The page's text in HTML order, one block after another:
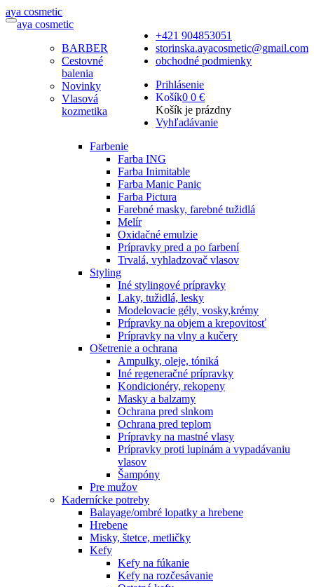
aya cosmetic
+421 904853051
storinska.ayacosmetic@gmail.com
obchodné podmienky
Prihlásenie
Košík0 0 €
Košík je prázdny
Vyhľadávanie
aya cosmetic
BARBER
Cestovné
balenia
Novinky
Vlasová
kozmetika
Farbenie
Farba ING
Farba Inimitable
Farba Manic Panic
Farba Pictura
Farebné masky, farebné tužidlá
Melír
Oxidačné emulzie
Prípravky pred a po farbení
Trvalá, vyhladzovač vlasov
Styling
Iné stylingové prípravky
Laky, tužidlá, lesky
Modelovacie gély, vosky,krémy
Prípravky na objem a krepovitosť
Prípravky na vlny a kučery
Ošetrenie a ochrana
Ampulky, oleje, tóniká
Iné regeneračné prípravky
Kondicionéry, rekopeny
Masky a balzamy
Ochrana pred slnkom
Ochrana pred teplom
Prípravky na mastné vlasy
Prípravky proti lupinám a vypadávaniu
vlasov
Šampóny
Pre mužov
Kadernícke potreby
Balayage/ombré lopatky a hrebene
Hrebene
Misky, štetce, metličky
Kefy
Kefy na fúkanie
Kefy na rozčesávanie